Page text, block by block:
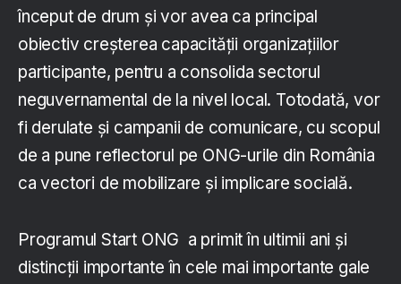
început de drum și vor avea ca principal
obiectiv creșterea capacității organizațiilor
participante, pentru a consolida sectorul
neguvernamental de la nivel local. Totodată, vor
fi derulate și campanii de comunicare, cu scopul
de a pune reflectorul pe ONG-urile din România
ca vectori de mobilizare și implicare socială.
Programul Start ONG a primit în ultimii ani și
distincții importante în cele mai importante gale